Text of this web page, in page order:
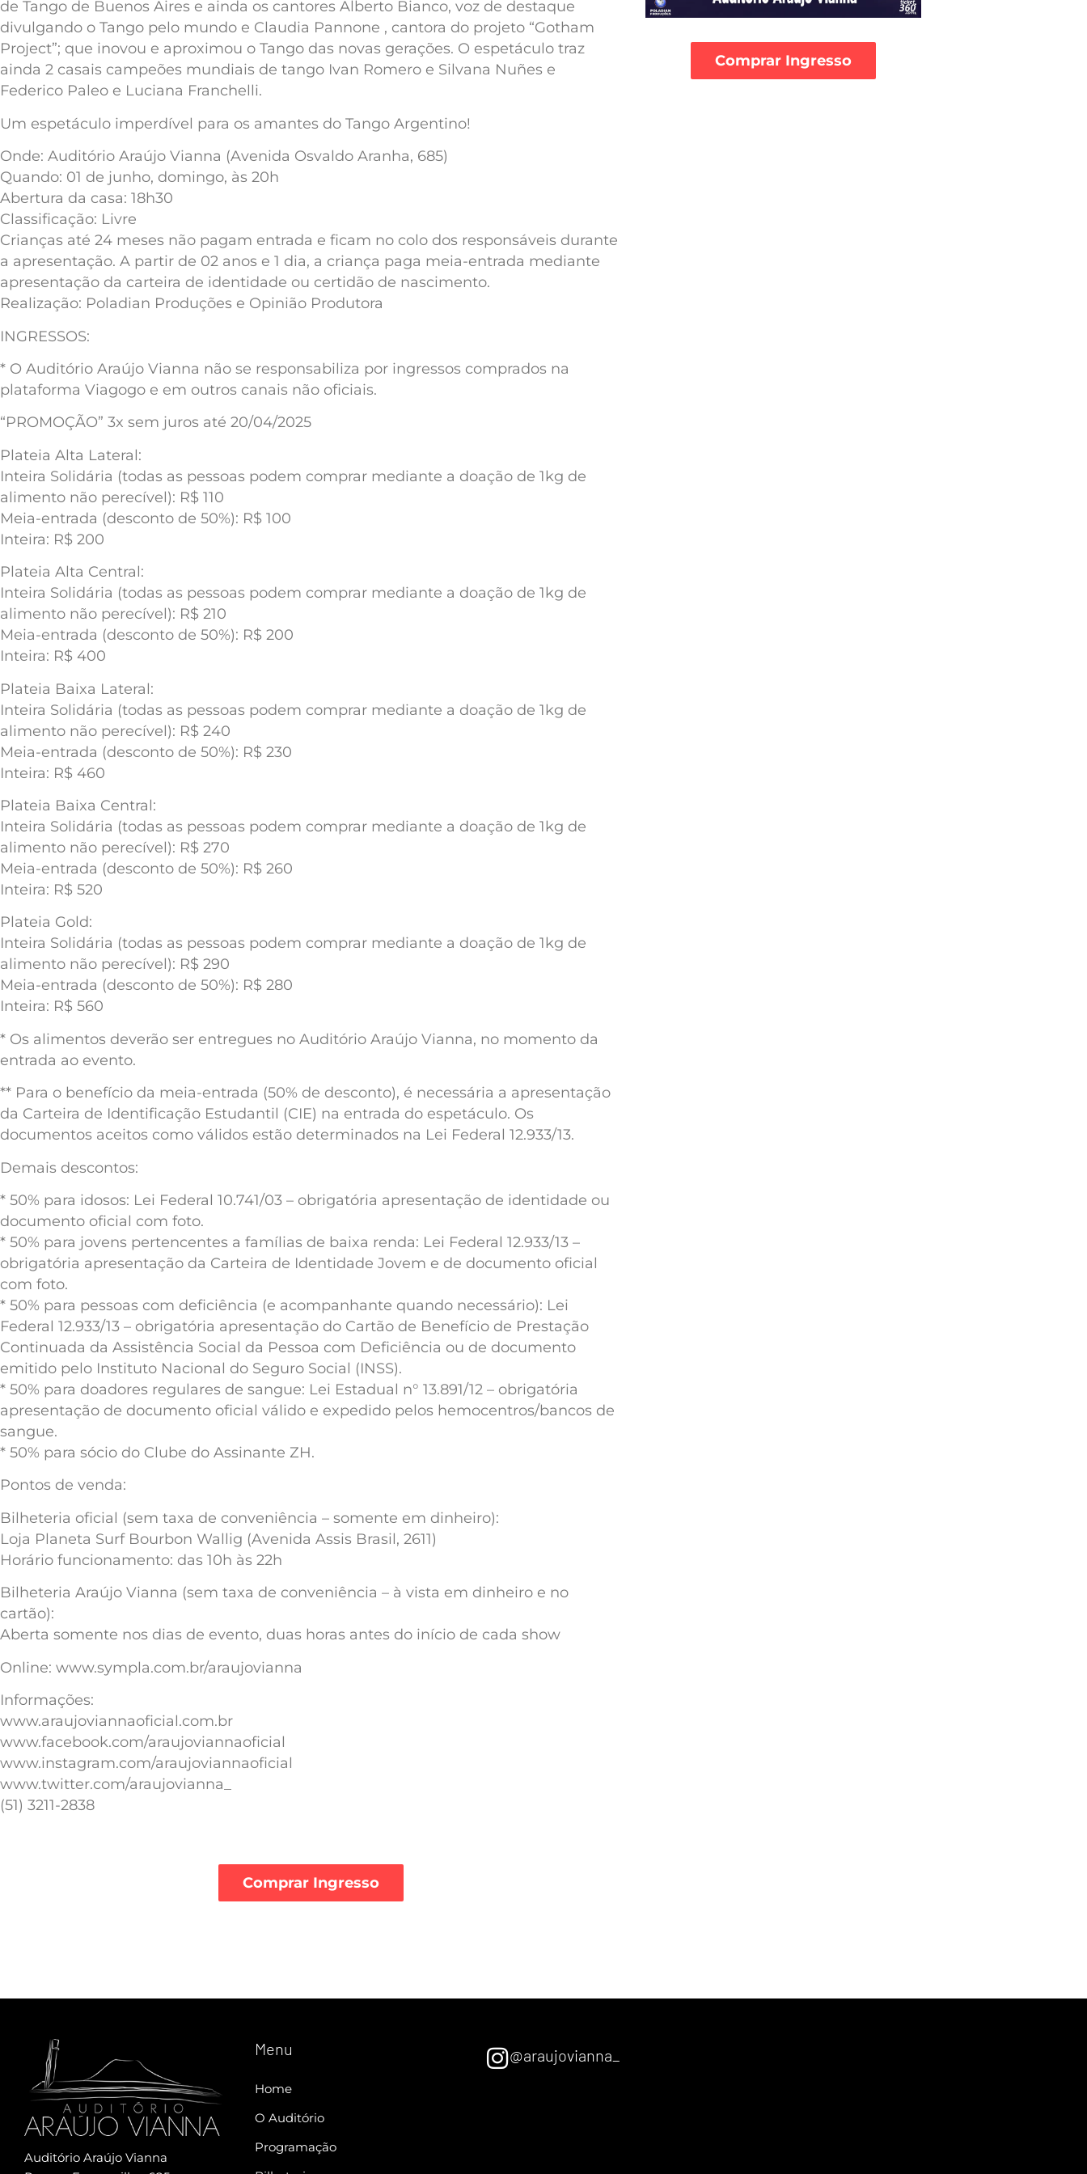
de Tango de Buenos Aires e ainda os cantores Alberto Bianco, voz de destaque
divulgando o Tango pelo mundo e Claudia Pannone , cantora do projeto “Gotham
Project”; que inovou e aproximou o Tango das novas gerações. O espetáculo traz
ainda 2 casais campeões mundiais de tango Ivan Romero e Silvana Nuñes e
Federico Paleo e Luciana Franchelli.
Um espetáculo imperdível para os amantes do Tango Argentino!
Onde: Auditório Araújo Vianna (Avenida Osvaldo Aranha, 685)
Quando: 01 de junho, domingo, às 20h
Abertura da casa: 18h30
Classificação: Livre
Crianças até 24 meses não pagam entrada e ficam no colo dos responsáveis durante
a apresentação. A partir de 02 anos e 1 dia, a criança paga meia-entrada mediante
apresentação da carteira de identidade ou certidão de nascimento.
Realização: Poladian Produções e Opinião Produtora
INGRESSOS:
* O Auditório Araújo Vianna não se responsabiliza por ingressos comprados na
plataforma Viagogo e em outros canais não oficiais.
“PROMOÇÃO” 3x sem juros até 20/04/2025
Plateia Alta Lateral:
Inteira Solidária (todas as pessoas podem comprar mediante a doação de 1kg de
alimento não perecível): R$ 110
Meia-entrada (desconto de 50%): R$ 100
Inteira: R$ 200
Plateia Alta Central:
Inteira Solidária (todas as pessoas podem comprar mediante a doação de 1kg de
alimento não perecível): R$ 210
Meia-entrada (desconto de 50%): R$ 200
Inteira: R$ 400
Plateia Baixa Lateral:
Inteira Solidária (todas as pessoas podem comprar mediante a doação de 1kg de
alimento não perecível): R$ 240
Meia-entrada (desconto de 50%): R$ 230
Inteira: R$ 460
Plateia Baixa Central:
Inteira Solidária (todas as pessoas podem comprar mediante a doação de 1kg de
alimento não perecível): R$ 270
Meia-entrada (desconto de 50%): R$ 260
Inteira: R$ 520
Plateia Gold:
Inteira Solidária (todas as pessoas podem comprar mediante a doação de 1kg de
alimento não perecível): R$ 290
Meia-entrada (desconto de 50%): R$ 280
Inteira: R$ 560
* Os alimentos deverão ser entregues no Auditório Araújo Vianna, no momento da
entrada ao evento.
** Para o benefício da meia-entrada (50% de desconto), é necessária a apresentação
da Carteira de Identificação Estudantil (CIE) na entrada do espetáculo. Os
documentos aceitos como válidos estão determinados na Lei Federal 12.933/13.
Demais descontos:
* 50% para idosos: Lei Federal 10.741/03 – obrigatória apresentação de identidade ou
documento oficial com foto.
* 50% para jovens pertencentes a famílias de baixa renda: Lei Federal 12.933/13 –
obrigatória apresentação da Carteira de Identidade Jovem e de documento oficial
com foto.
* 50% para pessoas com deficiência (e acompanhante quando necessário): Lei
Federal 12.933/13 – obrigatória apresentação do Cartão de Benefício de Prestação
Continuada da Assistência Social da Pessoa com Deficiência ou de documento
emitido pelo Instituto Nacional do Seguro Social (INSS).
* 50% para doadores regulares de sangue: Lei Estadual n° 13.891/12 – obrigatória
apresentação de documento oficial válido e expedido pelos hemocentros/bancos de
sangue.
* 50% para sócio do Clube do Assinante ZH.
Pontos de venda:
Bilheteria oficial (sem taxa de conveniência – somente em dinheiro):
Loja Planeta Surf Bourbon Wallig (Avenida Assis Brasil, 2611)
Horário funcionamento: das 10h às 22h
Bilheteria Araújo Vianna (sem taxa de conveniência – à vista em dinheiro e no
cartão):
Aberta somente nos dias de evento, duas horas antes do início de cada show
Online: www.sympla.com.br/araujovianna
Informações:
www.araujoviannaoficial.com.br
www.facebook.com/araujoviannaoficial
www.instagram.com/araujoviannaoficial
www.twitter.com/araujovianna_
(51) 3211-2838
Comprar Ingresso
Comprar Ingresso
Auditório Araújo Vianna
Menu
Home
O Auditório
Programação
@araujovianna_